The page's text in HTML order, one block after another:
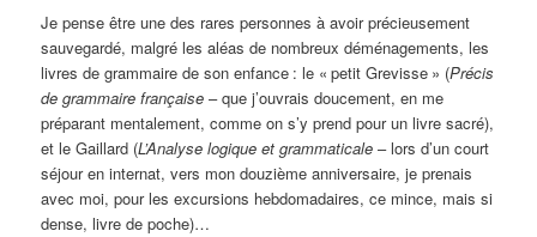
Je pense être une des rares personnes à avoir précieusement
sauvegardé, malgré les aléas de nombreux déménagements, les
livres de grammaire de son enfance : le « petit Grevisse » (Précis
de grammaire française – que j’ouvrais doucement, en me
préparant mentalement, comme on s’y prend pour un livre sacré),
et le Gaillard (L’Analyse logique et grammaticale – lors d’un court
séjour en internat, vers mon douzième anniversaire, je prenais
avec moi, pour les excursions hebdomadaires, ce mince, mais si
dense, livre de poche)…